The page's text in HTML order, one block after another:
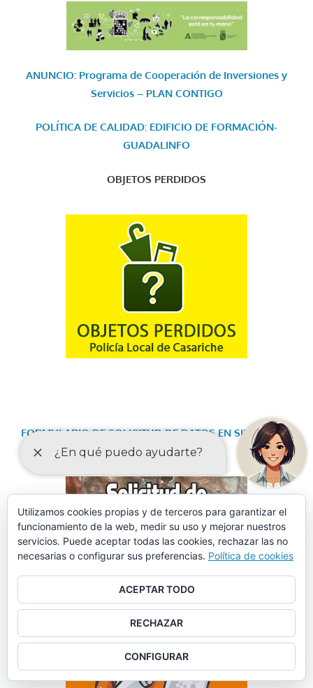
ANUNCIO: Programa de Cooperación de Inversiones y
Servicios – PLAN CONTIGO
POLÍTICA DE CALIDAD: EDIFICIO DE FORMACIÓN-
GUADALINFO
OBJETOS PERDIDOS
FORMULARIO DE SOLICITUD DE DATOS EN SINIESTROS
VIALES
Utilizamos cookies propias y de terceros para garantizar el
funcionamiento de la web, medir su uso y mejorar nuestros
servicios. Puede aceptar todas las cookies, rechazar las no
necesarias o configurar sus preferencias. Política de cookies
ACEPTAR TODO
RECHAZAR
CONFIGURAR